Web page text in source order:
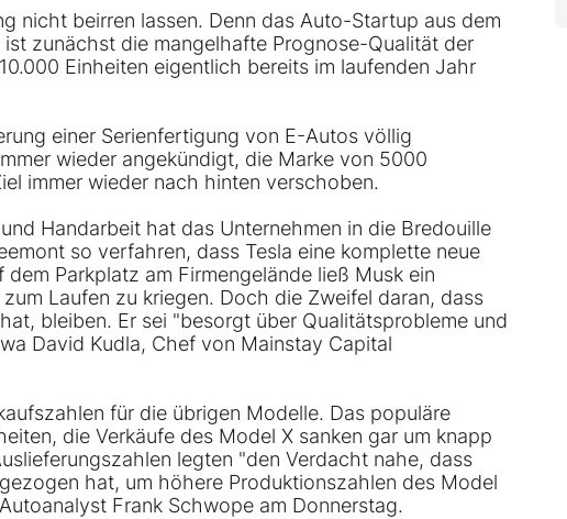
nicht beirren lassen. Denn das Auto-Startup aus dem
zunächst die mangelhafte Prognose-Qualität der
Einheiten eigentlich bereits im laufenden Jahr
einer Serienfertigung von E-Autos völlig
wieder angekündigt, die Marke von 5000
immer wieder nach hinten verschoben.
Handarbeit hat das Unternehmen in die Bredouille
so verfahren, dass Tesla eine komplette neue
Parkplatz am Firmengelände ließ Musk ein
Laufen zu kriegen. Doch die Zweifel daran, dass
bleiben. Er sei "besorgt über Qualitätsprobleme und
David Kudla, Chef von Mainstay Capital
für die übrigen Modelle. Das populäre
die Verkäufe des Model X sanken gar um knapp
legten "den Verdacht nahe, dass
hat, um höhere Produktionszahlen des Model
Frank Schwope am Donnerstag.